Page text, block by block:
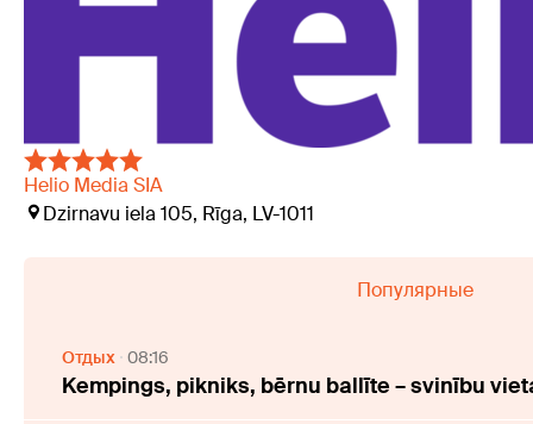
Helio Media SIA
Dzirnavu iela 105, Rīga, LV-1011
Популярные
Отдых 08:16
Kempings, pikniks, bērnu ballīte – svinību